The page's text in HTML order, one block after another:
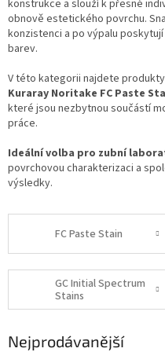
konstrukce a slouží k přesné
obnově estetického povrchu.
konzistenci a po výpalu
barev.
V této kategorii najdete
Kuraray Noritake FC Paste
které jsou nezbytnou součástí
práce.
Ideální volba pro zubní
povrchovou charakterizaci a
výsledky.
FC Paste Stain
GC Initial Spectrum
Stains
Nejprodávanější